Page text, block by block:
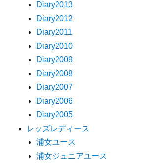
Diary2013
Diary2012
Diary2011
Diary2010
Diary2009
Diary2008
Diary2007
Diary2006
Diary2005
レッズレディース
浦女ユース
浦女ジュニアユース